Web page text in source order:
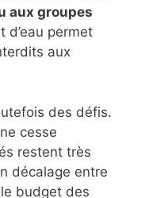
aux groupes
d’eau permet
aux
des défis.
cesse
restent très
décalage entre
budget des